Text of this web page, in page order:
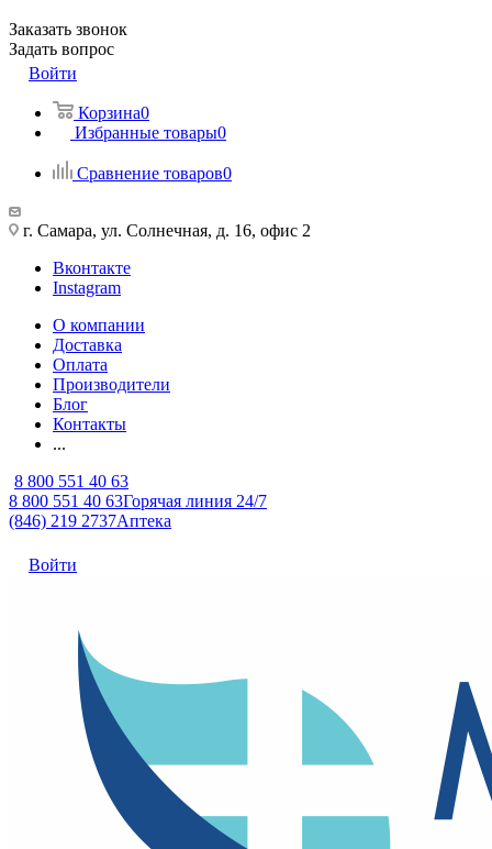
Заказать звонок
Задать вопрос
Войти
Корзина0
Избранные товары0
Сравнение товаров0
г. Самара, ул. Солнечная, д. 16, офис 2
Вконтакте
Instagram
О компании
Доставка
Оплата
Производители
Блог
Контакты
...
8 800 551 40 63
8 800 551 40 63Горячая линия 24/7
(846) 219 2737Аптека
Войти